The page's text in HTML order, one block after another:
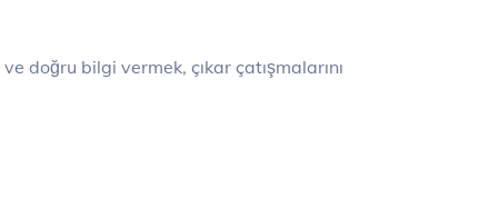
doğru bilgi vermek, çıkar çatışmalarını